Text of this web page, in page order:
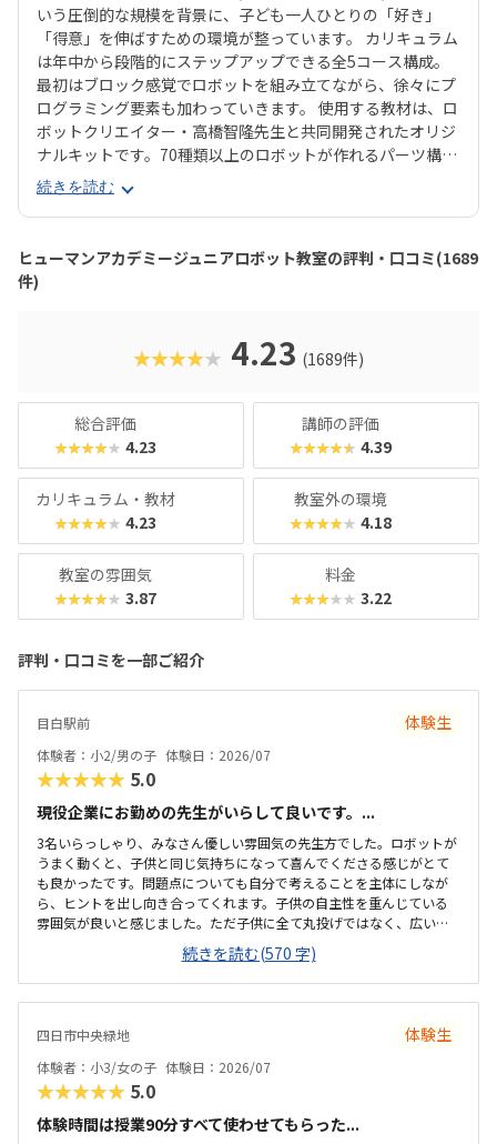
いう圧倒的な規模を背景に、子ども一人ひとりの「好き」
「得意」を伸ばすための環境が整っています。 カリキュラム
は年中から段階的にステップアップできる全5コース構成。
最初はブロック感覚でロボットを組み立てながら、徐々にプ
ログラミング要素も加わっていきます。 使用する教材は、ロ
ボットクリエイター・高橋智隆先生と共同開発されたオリジ
ナルキットです。70種類以上のロボットが作れるパーツ構成
で、飽きずに続けやすい点も特徴です。 月2回の90分授業で
は、ロボットを完成させる「基本製作」と、オリジナル改造
に挑戦する「応用実践」を繰り返す設計。子どもたちは毎
回、新しい達成感と成長を実感できる仕組みになっていま
す。 自ら考え、試行錯誤しながらロボットを動かす経験は、
創造力や論理的思考力を育むだけでなく、学ぶ楽しさそのも
続きを読む
ヒューマンアカデミージュニアロボット教室の評判・口コミ(1689
件)
★★★★★ 4.23 (1689件)
総合評価
★★★★★ 4.23
講師の評価
★★★★★ 4.39
カリキュラム・教材
★★★★★ 4.23
教室外の環境
★★★★★ 4.18
教室の雰囲気
★★★★★ 3.87
料金
★★★★★ 3.22
評判・口コミを一部ご紹介
目白駅前 体験生
体験者：小2/男の子 体験日：2026/07
★★★★★ 5.0
現役企業にお勤めの先生がいらして良いです。...
3名いらっしゃり、みなさん優しい雰囲気の先生方でした。ロボットが
うまく動くと、子供と同じ気持ちになって喜んでくださる感じがとて
も良かったです。問題点についても自分で考えることを主体にしなが
ら、ヒントを出し向き合ってくれます。子供の自主性を重んじている
雰囲気が良いと感じました。ただ子供に全て丸投げではなく、広い机
の上に「教科書とキットをどこに置いたらやりやすいかな？」と声を
かけてくださり、そこから自分で考えていました。ロボット作りもヒ
ントをいただきながら、自分で教科書を読んで作り上げていました。
駅近くですが、静かな環境です。急な坂道があるので、暑い夏など、重
できました。入室したら必ず手を洗うルールも良いです。教室にある
教科書などもきちんと整理整頓されています。キット代が兄弟割引で
半額になりました。入会金も無料に。欲を言えば、...
続きを読む(570 字)
四日市中央緑地 体験生
体験者：小3/女の子 体験日：2026/07
★★★★★ 5.0
体験時間は授業90分すべて使わせてもらった...